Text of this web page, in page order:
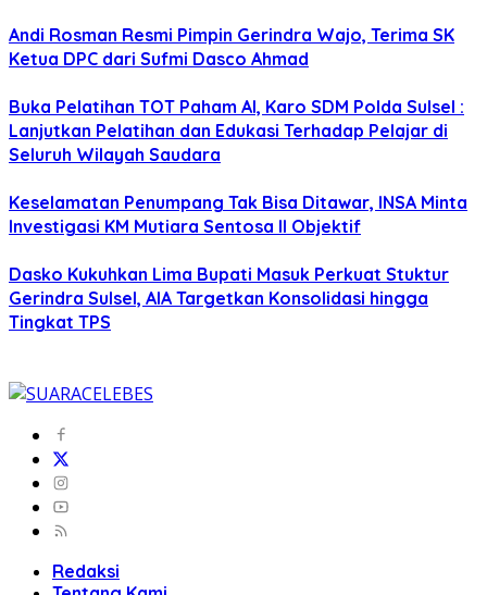
Andi Rosman Resmi Pimpin Gerindra Wajo, Terima SK
Ketua DPC dari Sufmi Dasco Ahmad
Buka Pelatihan TOT Paham AI, Karo SDM Polda Sulsel :
Lanjutkan Pelatihan dan Edukasi Terhadap Pelajar di
Seluruh Wilayah Saudara
Keselamatan Penumpang Tak Bisa Ditawar, INSA Minta
Investigasi KM Mutiara Sentosa II Objektif
Dasko Kukuhkan Lima Bupati Masuk Perkuat Stuktur
Gerindra Sulsel, AIA Targetkan Konsolidasi hingga
Tingkat TPS
Redaksi